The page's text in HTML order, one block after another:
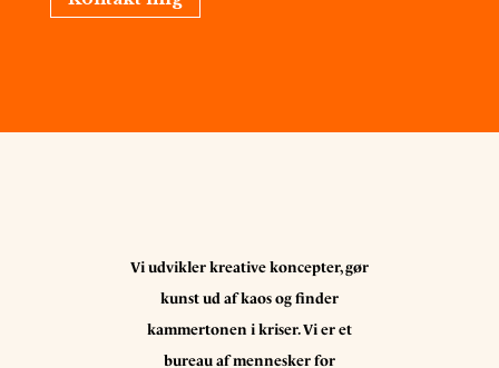
Vi udvikler kreative koncepter, gør
kunst ud af kaos og finder
kammertonen i kriser. Vi er et
bureau af mennesker for